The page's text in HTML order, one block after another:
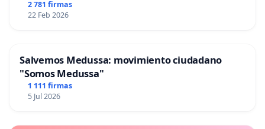
2 781 firmas
22 Feb 2026
Salvemos Medussa: movimiento ciudadano
"Somos Medussa"
1 111 firmas
5 Jul 2026